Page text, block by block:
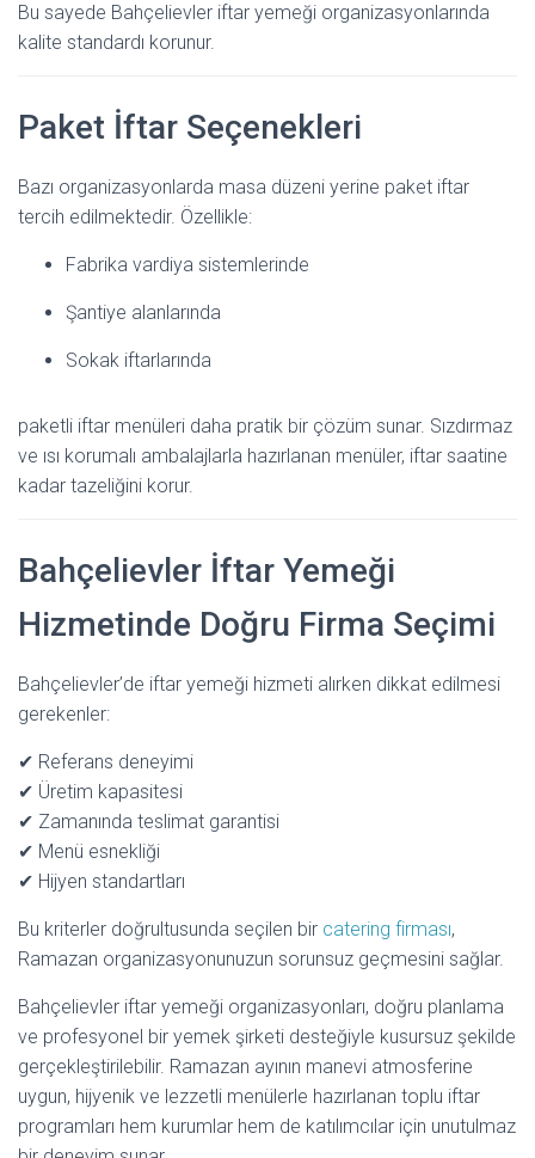
Bu sayede Bahçelievler iftar yemeği organizasyonlarında
kalite standardı korunur.
Paket İftar Seçenekleri
Bazı organizasyonlarda masa düzeni yerine paket iftar
tercih edilmektedir. Özellikle:
Fabrika vardiya sistemlerinde
Şantiye alanlarında
Sokak iftarlarında
paketli iftar menüleri daha pratik bir çözüm sunar. Sızdırmaz
ve ısı korumalı ambalajlarla hazırlanan menüler, iftar saatine
kadar tazeliğini korur.
Bahçelievler İftar Yemeği
Hizmetinde Doğru Firma Seçimi
Bahçelievler’de iftar yemeği hizmeti alırken dikkat edilmesi
gerekenler:
✔ Referans deneyimi
✔ Üretim kapasitesi
✔ Zamanında teslimat garantisi
✔ Menü esnekliği
✔ Hijyen standartları
Bu kriterler doğrultusunda seçilen bir catering firması,
Ramazan organizasyonunuzun sorunsuz geçmesini sağlar.
Bahçelievler iftar yemeği organizasyonları, doğru planlama
ve profesyonel bir yemek şirketi desteğiyle kusursuz şekilde
gerçekleştirilebilir. Ramazan ayının manevi atmosferine
uygun, hijyenik ve lezzetli menülerle hazırlanan toplu iftar
programları hem kurumlar hem de katılımcılar için unutulmaz